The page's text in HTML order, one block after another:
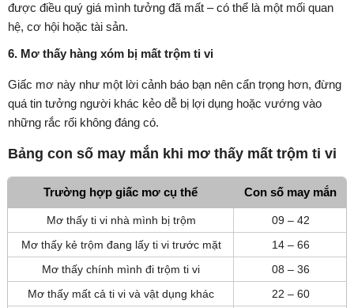
được điều quý giá mình tưởng đã mất – có thể là một mối quan
hệ, cơ hội hoặc tài sản.
6. Mơ thấy hàng xóm bị mất trộm ti vi
Giấc mơ này như một lời cảnh báo bạn nên cẩn trọng hơn, đừng
quá tin tưởng người khác kẻo dễ bị lợi dụng hoặc vướng vào
những rắc rối không đáng có.
Bảng con số may mắn khi mơ thấy mất trộm ti vi
Trường hợp giấc mơ cụ thể Con số may mắn
Mơ thấy ti vi nhà mình bị trộm
09 – 42
Mơ thấy kẻ trộm đang lấy ti vi trước mặt
14 – 66
Mơ thấy chính mình đi trộm ti vi
08 – 36
Mơ thấy mất cả ti vi và vật dụng khác
22 – 60